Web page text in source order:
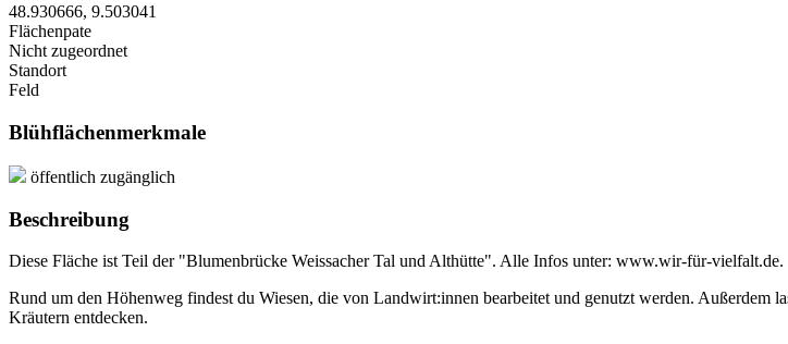
48.930666, 9.503041
Flächenpate
Nicht zugeordnet
Standort
Feld
Blühflächenmerkmale
öffentlich zugänglich
Beschreibung
Diese Fläche ist Teil der "Blumenbrücke Weissacher Tal und Althütte". Alle Infos unter: www.wir-für-vielfalt.de.
Rund um den Höhenweg findest du Wiesen, die von Landwirt:innen bearbeitet und genutzt werden. Außerdem
Kräutern entdecken.